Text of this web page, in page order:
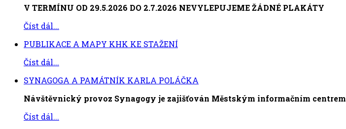
V TERMÍNU OD 29.5.2026 DO 2.7.2026 NEVYLEPUJEME ŽÁDNÉ PLAKÁTY
Číst dál...
PUBLIKACE A MAPY KHK KE STAŽENÍ
Číst dál...
SYNAGOGA A PAMÁTNÍK KARLA POLÁČKA
Návštěvnický provoz Synagogy je zajišťován Městským informačním centrem
Číst dál...